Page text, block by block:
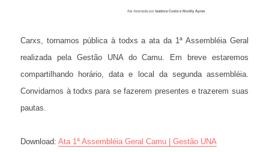
Carxs, tornamos pública à todxs a ata da 1ª Assembléia Geral
realizada pela Gestão UNA do Camu. Em breve estaremos
compartilhando horário, data e local da segunda assembléia.
Convidamos à todxs para se fazerem presentes e trazerem suas
pautas.
Download:Ata 1ª Assembléia Geral Camu | Gestão UNA